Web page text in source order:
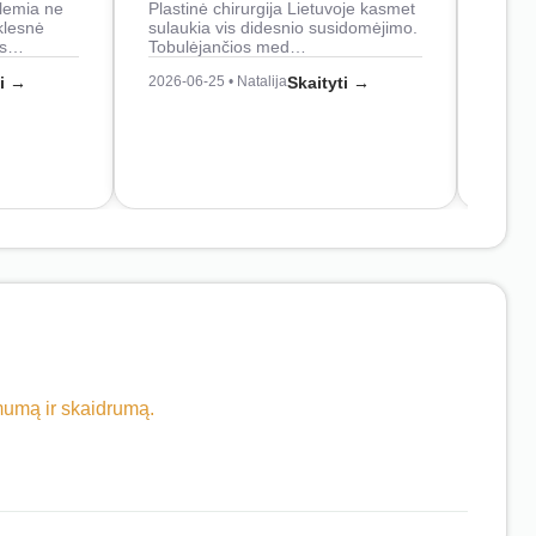
ne
→
Plastinė chirurgija Lietuvoje kasmet
sulaukia vis didesnio susidomėjimo.
Tobulėjančios med…
2026-06-25 • NatalijaSkaityti →
ir skaidrumą.